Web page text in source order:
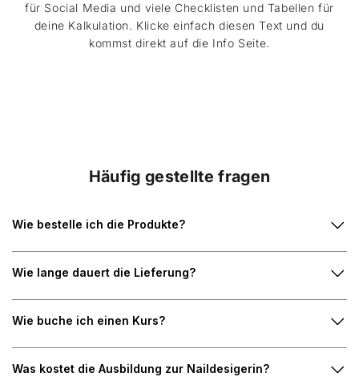
für Social Media und viele Checklisten und Tabellen für
deine Kalkulation. Klicke einfach diesen Text und du
kommst direkt auf die Info Seite.
Häufig gestellte fragen
Wie bestelle ich die Produkte?
Wie lange dauert die Lieferung?
Wie buche ich einen Kurs?
Was kostet die Ausbildung zur Naildesigerin?